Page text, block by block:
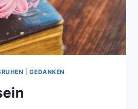
|GEDANKEN